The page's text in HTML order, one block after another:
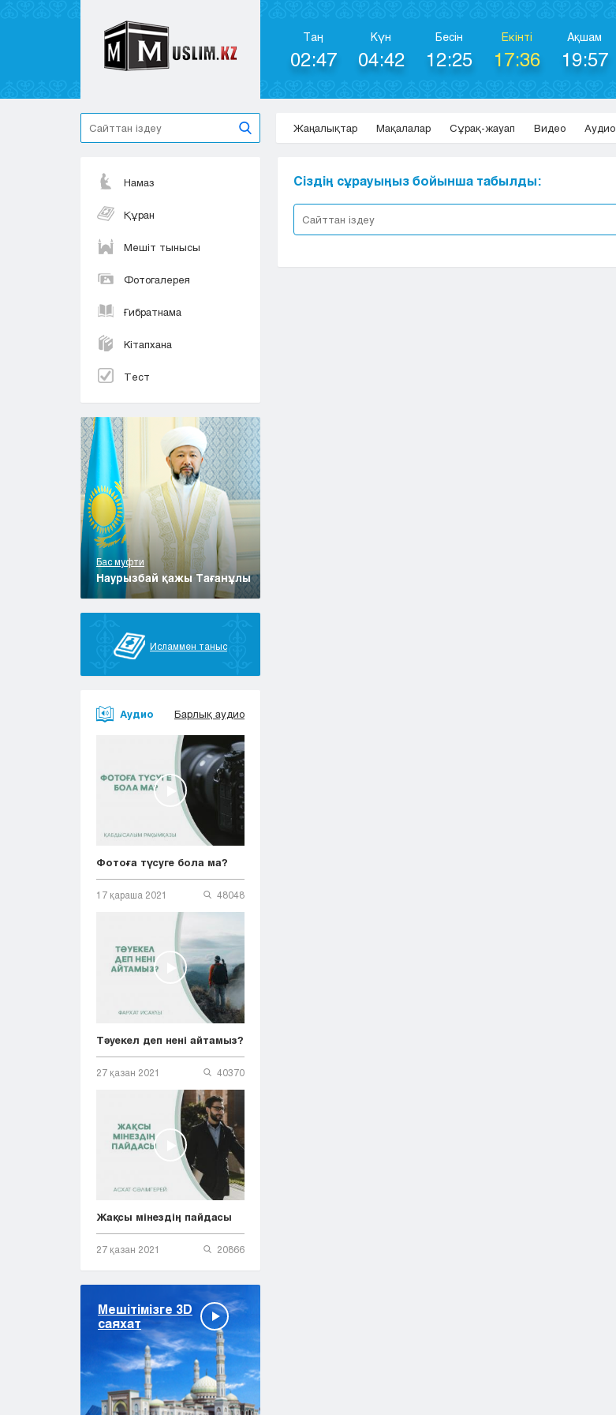
Таң
02:47
Күн
04:42
Бесін
12:25
Екінті
17:36
Ақшам
19:57
Жаңалықтар Мақалалар Сұрақ-жауап Видео Аудио
Намаз
Құран
Мешіт тынысы
Фотогалерея
Ғибратнама
Кітапхана
Тест
Бас муфти
Наурызбай қажы Тағанұлы
Исламмен таныс
Аудио Барлық аудио
Фотоға түсуге бола ма?
17 қараша 2021 48048
Тәуекел деп нені айтамыз?
27 қазан 2021 40370
Жақсы мінездің пайдасы
27 қазан 2021 20866
Мешітімізге 3D
саяхат
Сіздің сұрауыңыз бойынша табылды: